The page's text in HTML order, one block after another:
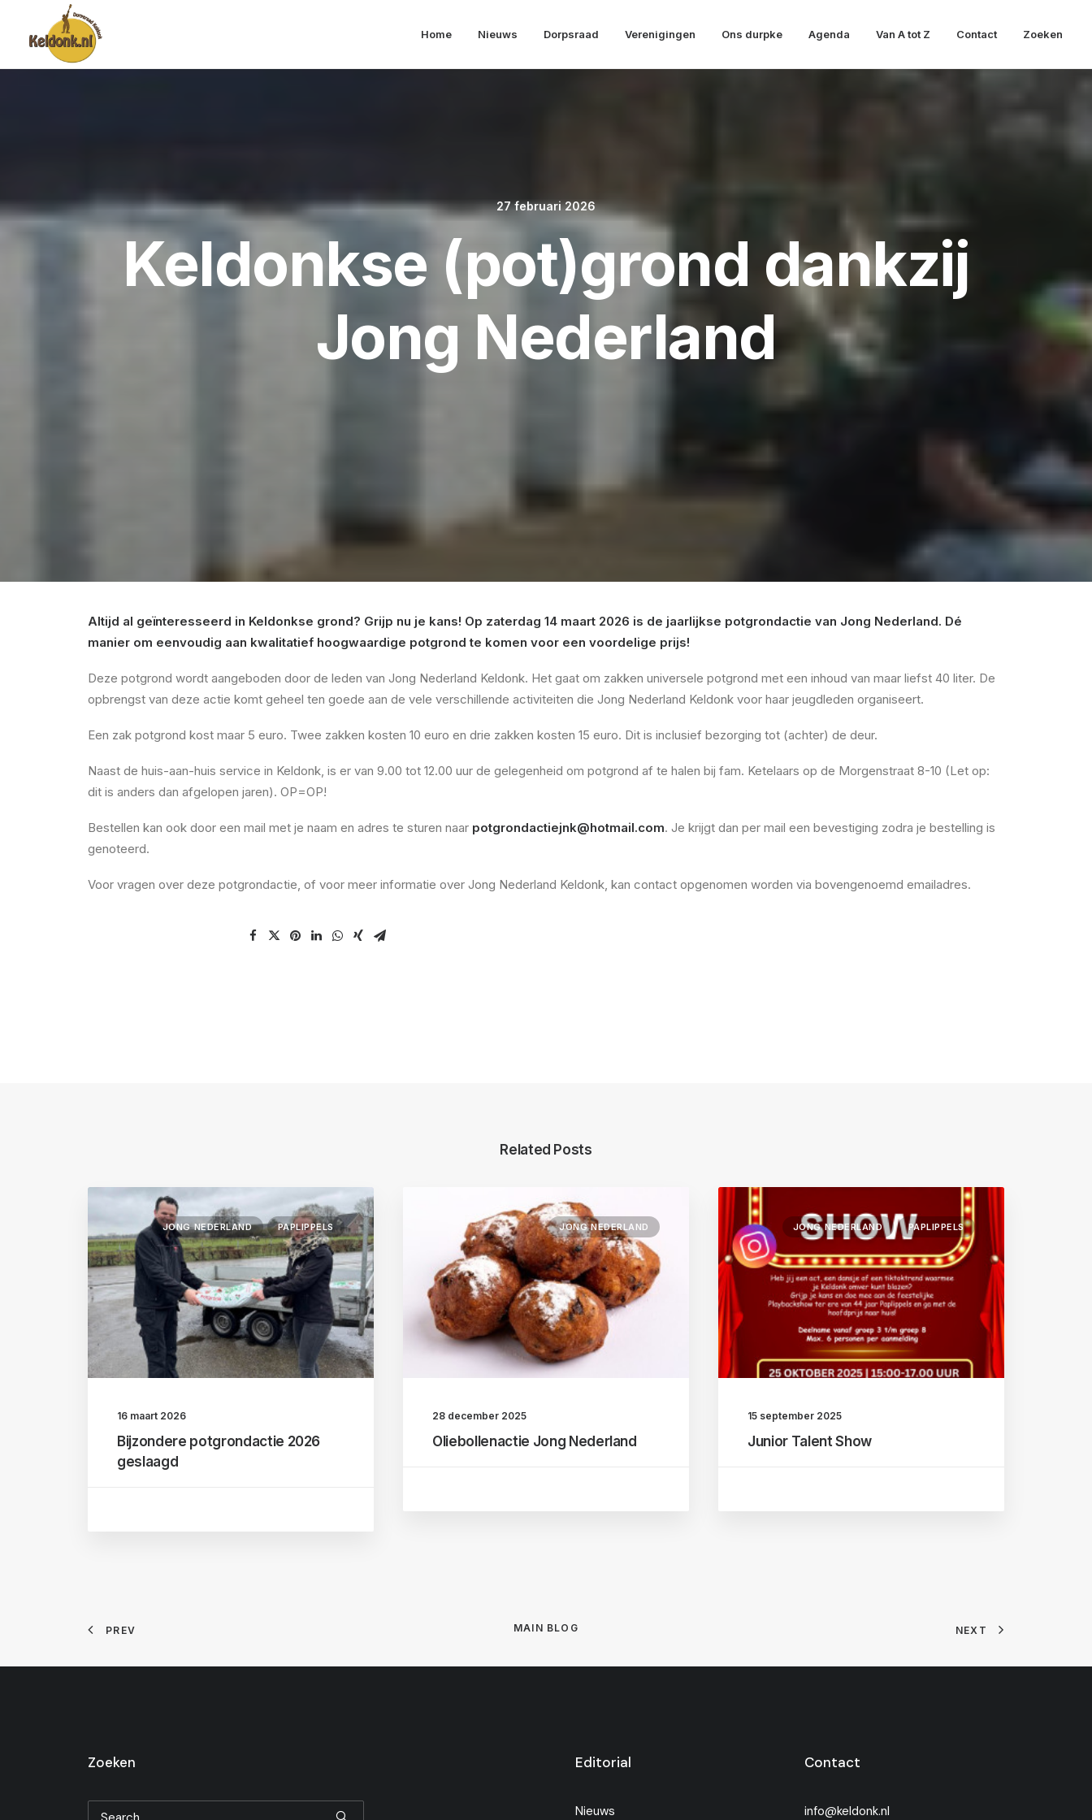
Home Nieuws Dorpsraad Verenigingen Ons durpke Agenda Van A tot Z Contact Zoeken
27 februari 2026
Keldonkse (pot)grond dankzij
Jong Nederland
Altijd al geïnteresseerd in Keldonkse grond? Grijp nu je kans! Op zaterdag 14 maart 2026 is de jaarlijkse potgrondactie van Jong Nederland. Dé
manier om eenvoudig aan kwalitatief hoogwaardige potgrond te komen voor een voordelige prijs!
Deze potgrond wordt aangeboden door de leden van Jong Nederland Keldonk. Het gaat om zakken universele potgrond met een inhoud van maar liefst 40 liter. De
opbrengst van deze actie komt geheel ten goede aan de vele verschillende activiteiten die Jong Nederland Keldonk voor haar jeugdleden organiseert.
Een zak potgrond kost maar 5 euro. Twee zakken kosten 10 euro en drie zakken kosten 15 euro. Dit is inclusief bezorging tot (achter) de deur.
Naast de huis-aan-huis service in Keldonk, is er van 9.00 tot 12.00 uur de gelegenheid om potgrond af te halen bij fam. Ketelaars op de Morgenstraat 8-10 (Let op:
dit is anders dan afgelopen jaren). OP=OP!
Bestellen kan ook door een mail met je naam en adres te sturen naar potgrondactiejnk@hotmail.com. Je krijgt dan per mail een bevestiging zodra je bestelling is
genoteerd.
Voor vragen over deze potgrondactie, of voor meer informatie over Jong Nederland Keldonk, kan contact opgenomen worden via bovengenoemd emailadres.
Related Posts
JONG NEDERLAND PAPLIPPELS
16 maart 2026
Bijzondere potgrondactie 2026
geslaagd
JONG NEDERLAND
28 december 2025
Oliebollenactie Jong Nederland
JONG NEDERLAND PAPLIPPELS
15 september 2025
Junior Talent Show
PREV MAIN BLOG NEXT
Zoeken Editorial
Nieuws
Contact
info@keldonk.nl